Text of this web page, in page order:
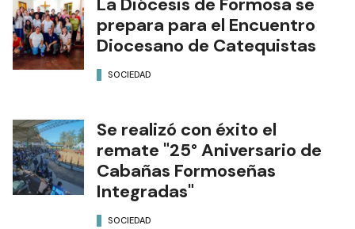
prepara para el Encuentro
Diocesano de Catequistas
SOCIEDAD
Se realizó con éxito el
remate "25° Aniversario de
Cabañas Formoseñas
Integradas"
SOCIEDAD